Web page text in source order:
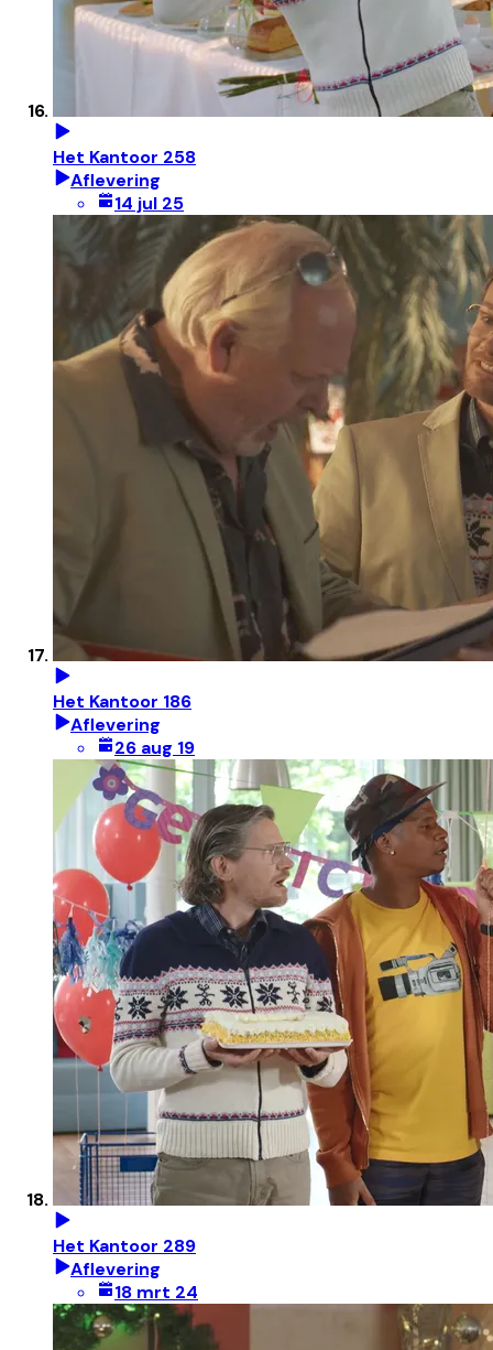
Het Kantoor 258
Aflevering
14 jul 25
Het Kantoor 186
Aflevering
26 aug 19
Het Kantoor 289
Aflevering
18 mrt 24